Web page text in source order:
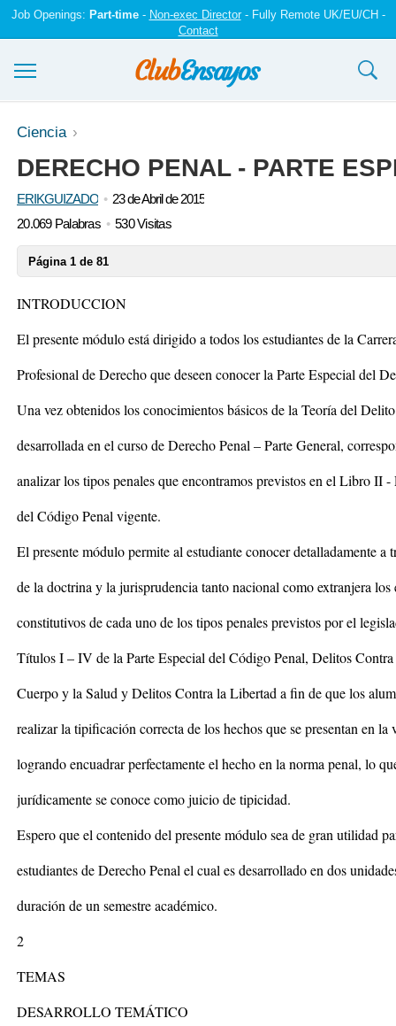
Job Openings: Part-time- Non-exec Director- Fully Remote UK/EU/CH -
Contact
Ensayos y trabajos
Registrarse
Iniciar sesión
Ciencia
DERECHO PENAL - PARTE
ERIKGUIZADO
23 de Abril de 2015
20.069 Palabras
530 Visitas
Página 1 de 81
INTRODUCCION
El presente módulo está dirigido a todos los estudiantes de la
Profesional de Derecho que deseen conocer la Parte Especial del
Una vez obtenidos los conocimientos básicos de la Teoría del Delito
desarrollada en el curso de Derecho Penal – Parte General,
analizar los tipos penales que encontramos previstos en el Libro II -
del Código Penal vigente.
El presente módulo permite al estudiante conocer detalladamente a
de la doctrina y la jurisprudencia tanto nacional como extranjera los
constitutivos de cada uno de los tipos penales previstos por el
Títulos I – IV de la Parte Especial del Código Penal, Delitos
Cuerpo y la Salud y Delitos Contra la Libertad a fin de que los
realizar la tipificación correcta de los hechos que se presentan en la
logrando encuadrar perfectamente el hecho en la norma penal, lo
jurídicamente se conoce como juicio de tipicidad.
Espero que el contenido del presente módulo sea de gran utilidad
estudiantes de Derecho Penal el cual es desarrollado en dos
duración de un semestre académico.
2
TEMAS
DESARROLLO TEMÁTICO